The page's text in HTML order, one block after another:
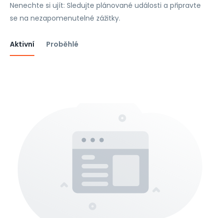
Nenechte si ujít: Sledujte plánované události a připravte
se na nezapomenutelné zážitky.
Aktivní Proběhlé